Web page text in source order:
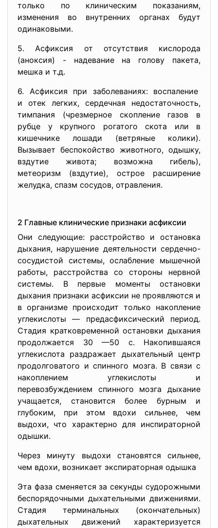
только по клиническим показаниям,
изменения во внутренних органах будут
одинаковыми.
5. Асфиксия от отсутствия кислорода
(аноксия) - надевание на голову пакета,
мешка и т.д.
6. Асфиксия при заболеваниях: воспаление
и отек легких, сердечная недостаточность,
тимпания (чрезмерное скопление газов в
рубце у крупного рогатого скота или в
кишечнике лошади (ветряные колики).
Вызывает беспокойство животного, одышку,
вздутие живота; возможна гибель),
метеоризм (вздутие), острое расширение
желудка, спазм сосудов, отравления.
2 Главные клинические признаки асфиксии
Они следующие: расстройство и остановка
дыхания, нарушение деятельности сердечно-
сосудистой системы, ослабление мышечной
работы, расстройства со стороны нервной
системы. В первые моменты остановки
дыхания признаки асфиксии не проявляются и
в организме происходит только накопление
углекислоты — предасфиксический период.
Стадия кратковременной остановки дыхания
продолжается 30 —50 с. Накопившаяся
углекислота раздражает дыхательный центр
продолговатого и спинного мозга. В связи с
накоплением углекислоты и
перевозбуждением спинного мозга дыхание
учащается, становится более бурным и
глубоким, при этом вдохи сильнее, чем
выдохи, что характерно для инспираторной
одышки.
Через минуту выдохи становятся сильнее,
чем вдохи, возникает экспираторная одышка
Эта фаза сменяется за секунды судорожными
беспорядочными дыхательными движениями.
Стадия терминальных (окончательных)
дыхательных движений характеризуется